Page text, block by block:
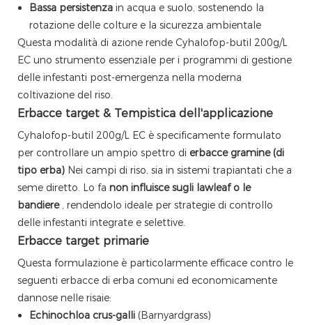
Bassa persistenza in acqua e suolo, sostenendo la
rotazione delle colture e la sicurezza ambientale
Questa modalità di azione rende Cyhalofop-butil 200g/L
EC uno strumento essenziale per i programmi di gestione
delle infestanti post-emergenza nella moderna
coltivazione del riso.
Erbacce target & Tempistica dell'applicazione
Cyhalofop-butil 200g/L EC è specificamente formulato
per controllare un ampio spettro di erbacce gramine (di
tipo erba) Nei campi di riso, sia in sistemi trapiantati che a
seme diretto. Lo fa non influisce sugli lawleaf o le
bandiere , rendendolo ideale per strategie di controllo
delle infestanti integrate e selettive.
Erbacce target primarie
Questa formulazione è particolarmente efficace contro le
seguenti erbacce di erba comuni ed economicamente
dannose nelle risaie:
Echinochloa crus-galli (Barnyardgrass)